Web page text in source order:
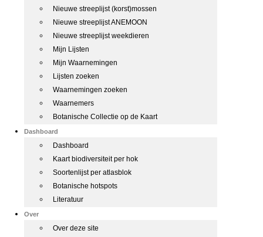
Nieuwe streeplijst (korst)mossen
Nieuwe streeplijst ANEMOON
Nieuwe streeplijst weekdieren
Mijn Lijsten
Mijn Waarnemingen
Lijsten zoeken
Waarnemingen zoeken
Waarnemers
Botanische Collectie op de Kaart
Dashboard
Dashboard
Kaart biodiversiteit per hok
Soortenlijst per atlasblok
Botanische hotspots
Literatuur
Over
Over deze site